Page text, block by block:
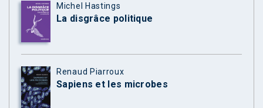
Michel Hastings
La disgrâce politique
Renaud Piarroux
Sapiens et les microbes